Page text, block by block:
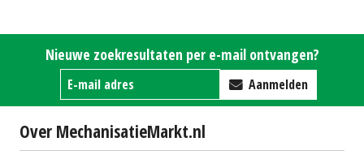
Nieuwe zoekresultaten per e-mail ontvangen?
Aanmelden
Over MechanisatieMarkt.nl